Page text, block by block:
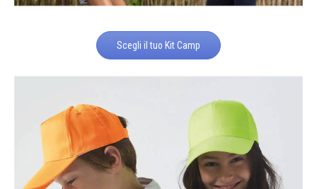
Scegli il tuo Kit Camp